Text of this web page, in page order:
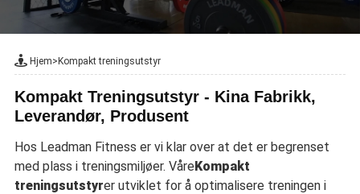
Hjem>Kompakt treningsutstyr
Kompakt Treningsutstyr - Kina Fabrikk,
Leverandør, Produsent
Hos Leadman Fitness er vi klar over at det er begrenset
med plass i treningsmiljøer. VåreKompakt
treningsutstyrer utviklet for å optimalisere treningen i